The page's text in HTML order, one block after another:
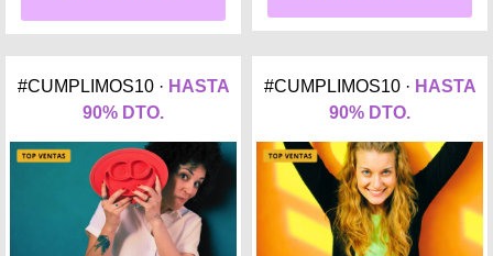
#CUMPLIMOS10 · HASTA
90% DTO.
#CUMPLIMOS10 · HASTA
90% DTO.